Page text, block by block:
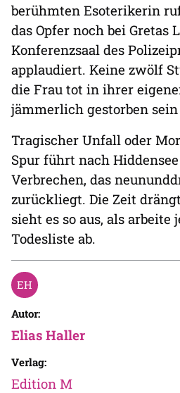
berühmten Esoterikerin
das Opfer noch bei Gretas
Konferenzsaal des
applaudiert. Keine zwölf
die Frau tot in ihrer
jämmerlich gestorben sein
Tragischer Unfall oder
Spur führt nach
Verbrechen, das
zurückliegt. Die Zeit
sieht es so aus, als arbeite
Todesliste ab.
Autor:
Elias Haller
Verlag:
Edition M